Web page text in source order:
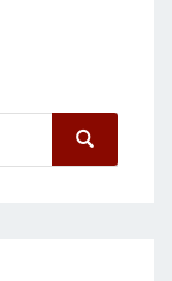
Search